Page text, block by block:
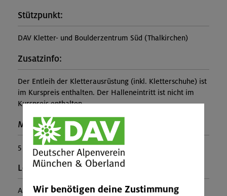
Stützpunkt:
DAV Kletter- und Boulderzentrum Süd (Thalkirchen)
Zusatzinfo:
Der Entleih der Kletterausrüstung (inkl. Kletterschuhe) ist
im Kurspreis enthalten. Der Halleneintritt ist nicht im
Kurspreis enthalten.
Maximale Teilnehmerzahl:
5
Leiter*in:
Andreas Stocker
Wir benötigen deine Zustimmung